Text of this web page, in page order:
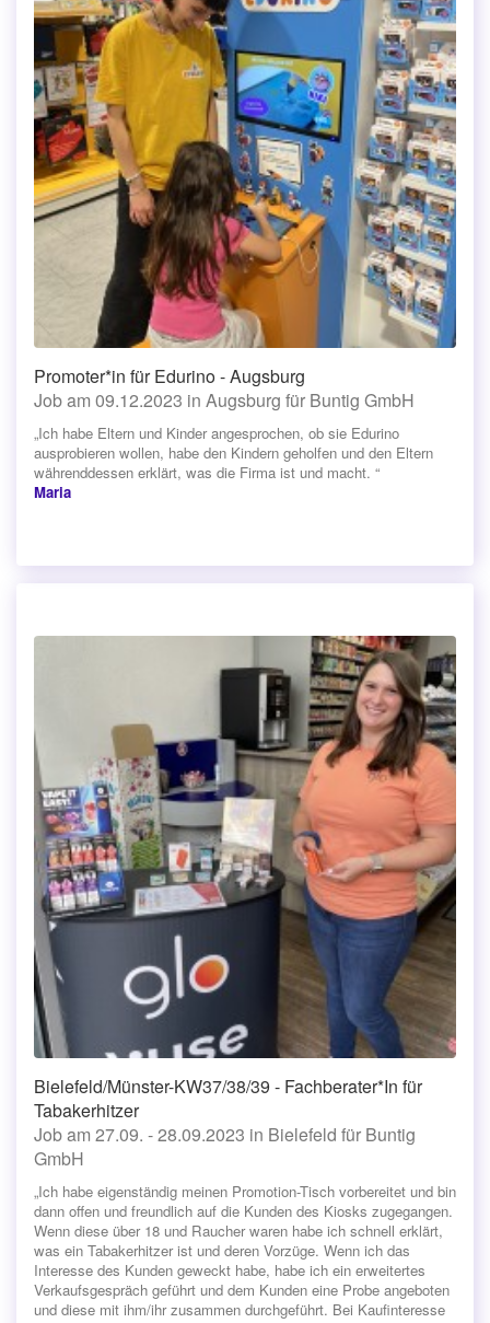
Promoter*in für Edurino - Augsburg
Job am 09.12.2023 in Augsburg für Buntig GmbH
„Ich habe Eltern und Kinder angesprochen, ob sie Edurino
ausprobieren wollen, habe den Kindern geholfen und den Eltern
währenddessen erklärt, was die Firma ist und macht. “
Maria
Bielefeld/Münster-KW37/38/39 - Fachberater*In für
Tabakerhitzer
Job am 27.09. - 28.09.2023 in Bielefeld für Buntig
GmbH
„Ich habe eigenständig meinen Promotion-Tisch vorbereitet und bin
dann offen und freundlich auf die Kunden des Kiosks zugegangen.
Wenn diese über 18 und Raucher waren habe ich schnell erklärt,
was ein Tabakerhitzer ist und deren Vorzüge. Wenn ich das
Interesse des Kunden geweckt habe, habe ich ein erweitertes
Verkaufsgespräch geführt und dem Kunden eine Probe angeboten
und diese mit ihm/ihr zusammen durchgeführt. Bei Kaufinteresse